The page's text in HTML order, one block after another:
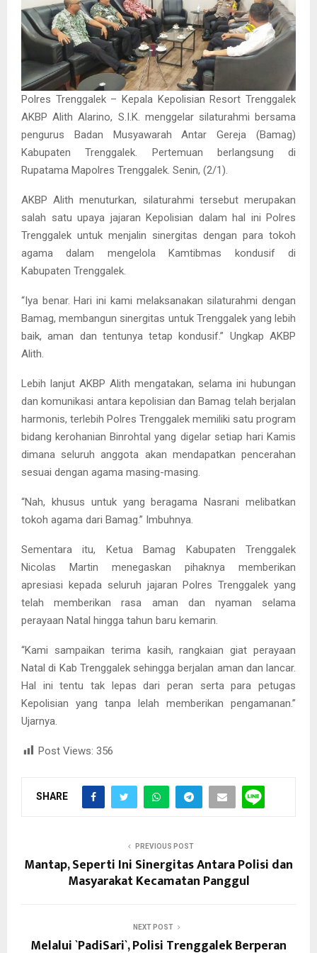
Polres Trenggalek – Kepala Kepolisian Resort Trenggalek
AKBP Alith Alarino, S.I.K. menggelar silaturahmi bersama
pengurus Badan Musyawarah Antar Gereja (Bamag)
Kabupaten Trenggalek. Pertemuan berlangsung di
Rupatama Mapolres Trenggalek. Senin, (2/1).
AKBP Alith menuturkan, silaturahmi tersebut merupakan
salah satu upaya jajaran Kepolisian dalam hal ini Polres
Trenggalek untuk menjalin sinergitas dengan para tokoh
agama dalam mengelola Kamtibmas kondusif di
Kabupaten Trenggalek.
“Iya benar. Hari ini kami melaksanakan silaturahmi dengan
Bamag, membangun sinergitas untuk Trenggalek yang lebih
baik, aman dan tentunya tetap kondusif.” Ungkap AKBP
Alith.
Lebih lanjut AKBP Alith mengatakan, selama ini hubungan
dan komunikasi antara kepolisian dan Bamag telah berjalan
harmonis, terlebih Polres Trenggalek memiliki satu program
bidang kerohanian Binrohtal yang digelar setiap hari Kamis
dimana seluruh anggota akan mendapatkan pencerahan
sesuai dengan agama masing-masing.
“Nah, khusus untuk yang beragama Nasrani melibatkan
tokoh agama dari Bamag.” Imbuhnya.
Sementara itu, Ketua Bamag Kabupaten Trenggalek
Nicolas Martin menegaskan pihaknya memberikan
apresiasi kepada seluruh jajaran Polres Trenggalek yang
telah memberikan rasa aman dan nyaman selama
perayaan Natal hingga tahun baru kemarin.
“Kami sampaikan terima kasih, rangkaian giat perayaan
Natal di Kab Trenggalek sehingga berjalan aman dan lancar.
Hal ini tentu tak lepas dari peran serta para petugas
Kepolisian yang tanpa lelah memberikan pengamanan.”
Ujarnya.
Post Views: 356
SHARE
PREVIOUS POST
Mantap, Seperti Ini Sinergitas Antara Polisi dan
Masyarakat Kecamatan Panggul
NEXT POST
Melalui `PadiSari`, Polisi Trenggalek Berperan